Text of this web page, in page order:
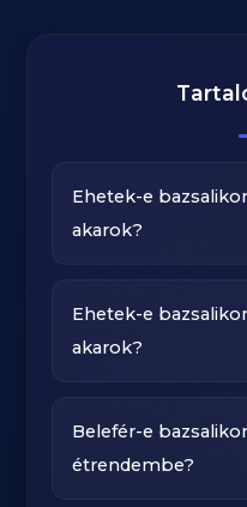
Ehetek-e
akarok?
Ehetek-e
akarok?
Belefér-e
étrendembe?